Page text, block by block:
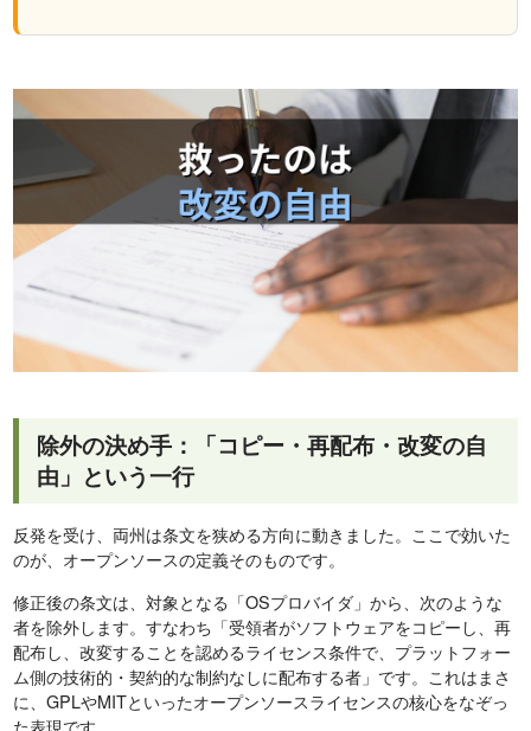
除外の決め手：「コピー・再配布・改変の自
由」という一行
反発を受け、両州は条文を狭める方向に動きました。ここで効いた
のが、オープンソースの定義そのものです。
修正後の条文は、対象となる「OSプロバイダ」から、次のような
者を除外します。すなわち「受領者がソフトウェアをコピーし、再
配布し、改変することを認めるライセンス条件で、プラットフォー
ム側の技術的・契約的な制約なしに配布する者」です。これはまさ
に、GPLやMITといったオープンソースライセンスの核心をなぞっ
た表現です。